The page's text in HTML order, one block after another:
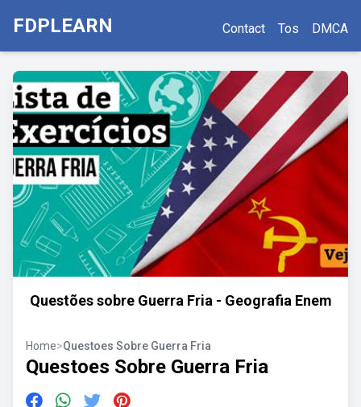
FDPLEARN Contact Tos DMCA
Questões sobre Guerra Fria - Geografia Enem
Home>Questoes Sobre Guerra Fria
Questoes Sobre Guerra Fria